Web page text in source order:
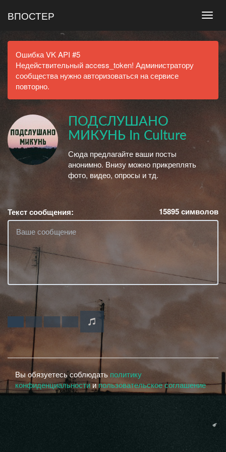
ВПОСТЕР
Ошибка VK API #5
Недействительный access_token! Администратору
сообщества нужно авторизоваться на сервисе
повторно.
ПОДСЛУШАНО
МИКУНЬ In Culture
Сюда предлагайте ваши посты
анонимно. Внизу можно прикреплять
фото, видео, опросы и тд.
Текст сообщения: 15895символов
Вы обязуетесь соблюдать политику
конфиденциальностиипользовательское соглашение